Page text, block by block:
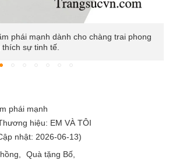
phái mạnh dành cho chàng trai phong
sự tinh tế.
phái mạnh
hiệu: EM VÀ TÔI
nhật: 2026-06-13)
Quà tặng Bố